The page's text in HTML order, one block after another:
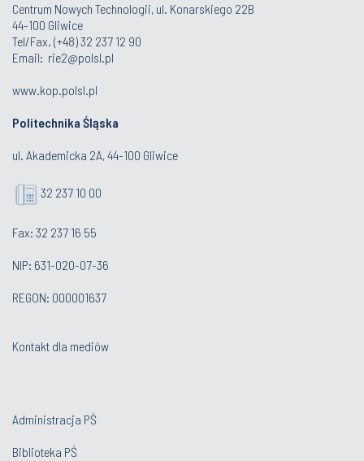
Centrum Nowych Technologii, ul. Konarskiego 22B
44-100 Gliwice
Tel/Fax. (+48) 32 237 12 90
Email: rie2@polsl.pl
www.kop.polsl.pl
Politechnika Śląska
ul. Akademicka 2A, 44-100 Gliwice
32 237 10 00
Fax: 32 237 16 55
NIP: 631-020-07-36
REGON: 000001637
Kontakt dla mediów
Administracja PŚ
Biblioteka PŚ